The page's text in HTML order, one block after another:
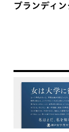
ブランディ